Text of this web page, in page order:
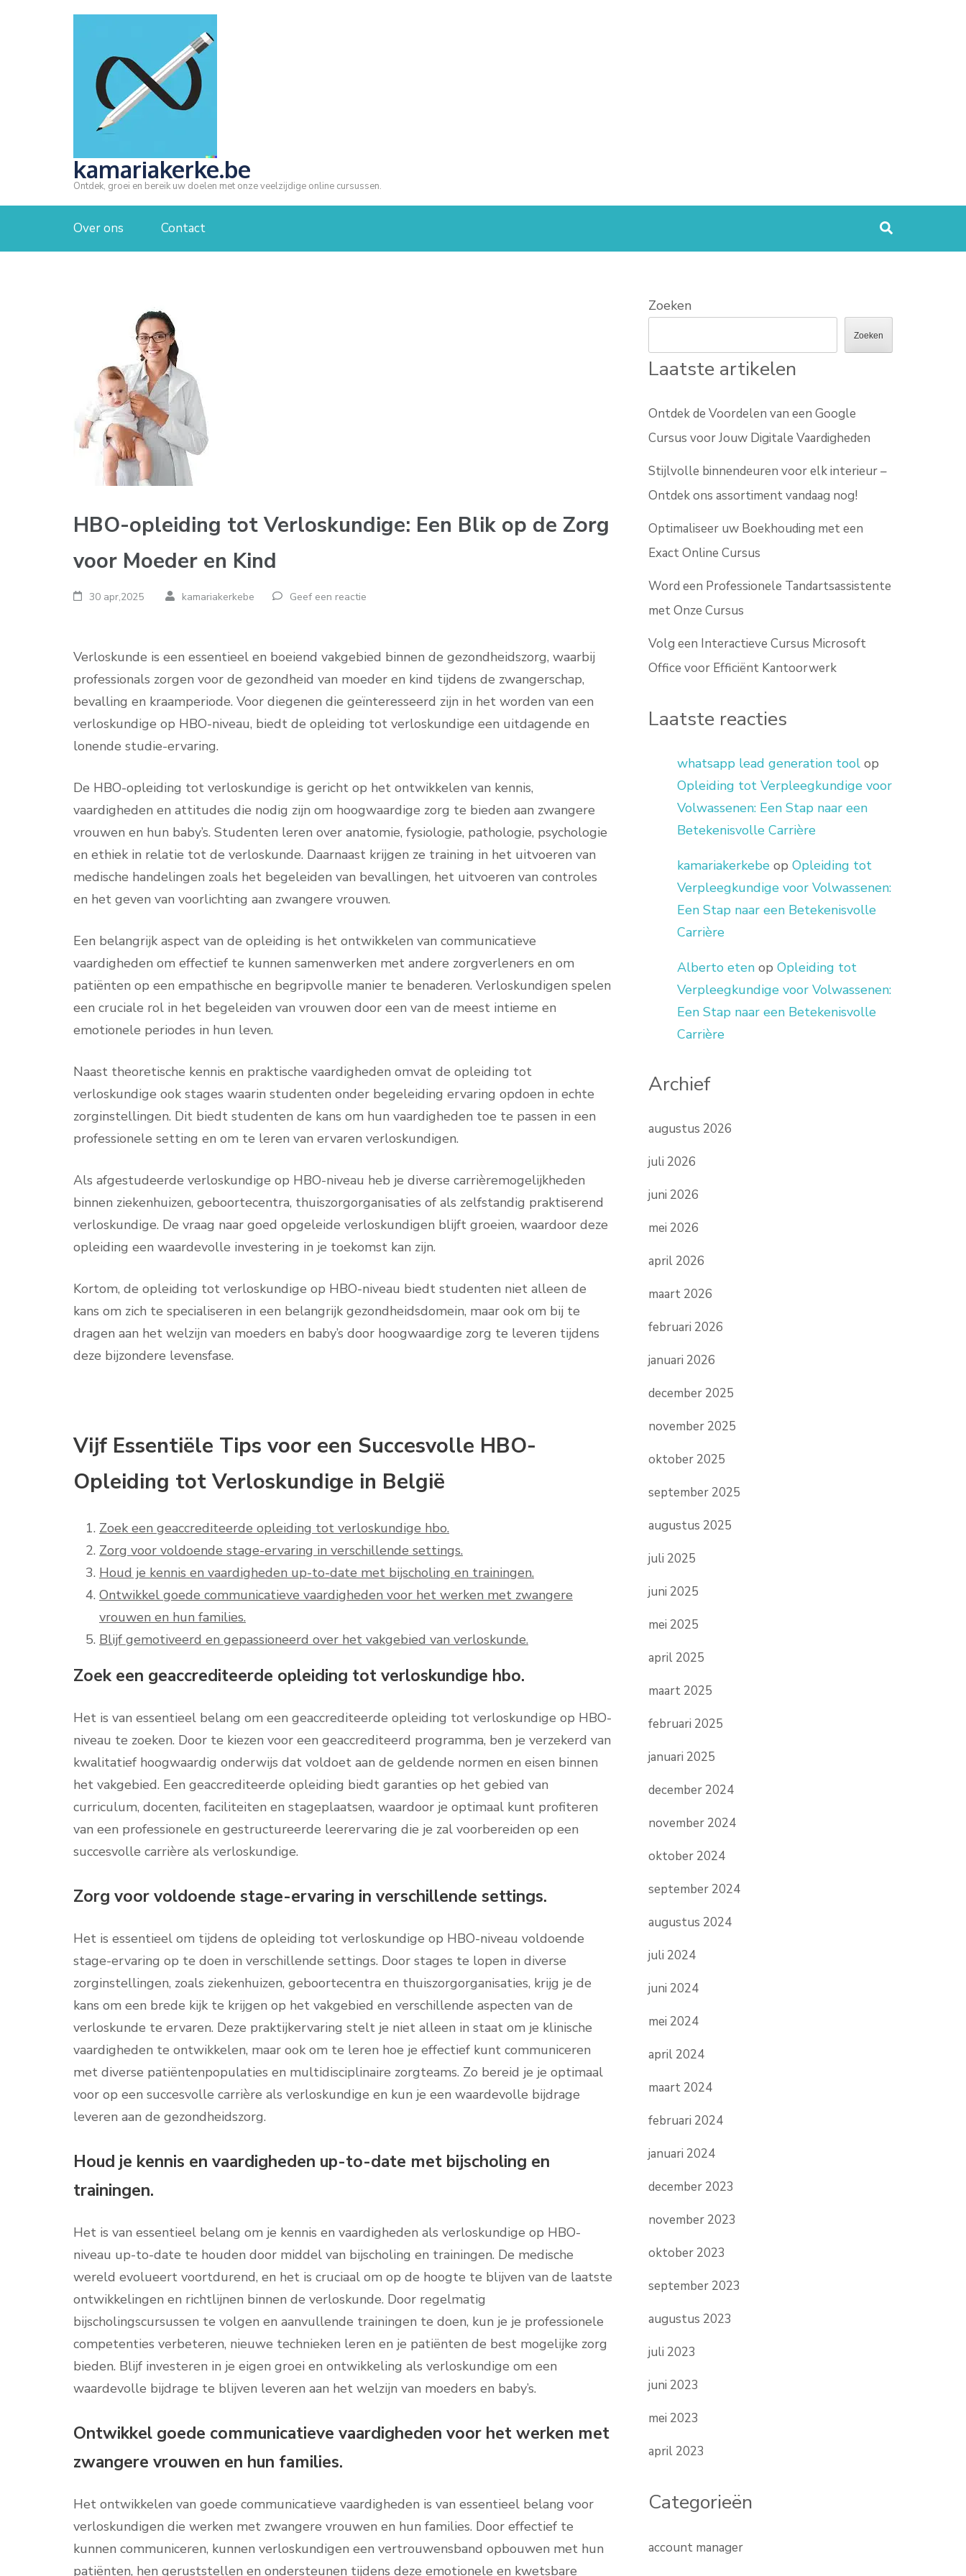
kamariakerke.be
Ontdek, groei en bereik uw doelen met onze veelzijdige online cursussen.
Over ons Contact
HBO-opleiding tot Verloskundige: Een Blik op de Zorg
voor Moeder en Kind
30 apr,2025 kamariakerkebe Geef een reactie
Verloskunde is een essentieel en boeiend vakgebied binnen de gezondheidszorg, waarbij
professionals zorgen voor de gezondheid van moeder en kind tijdens de zwangerschap,
bevalling en kraamperiode. Voor diegenen die geïnteresseerd zijn in het worden van een
verloskundige op HBO-niveau, biedt de opleiding tot verloskundige een uitdagende en
lonende studie-ervaring.
De HBO-opleiding tot verloskundige is gericht op het ontwikkelen van kennis,
vaardigheden en attitudes die nodig zijn om hoogwaardige zorg te bieden aan zwangere
vrouwen en hun baby’s. Studenten leren over anatomie, fysiologie, pathologie, psychologie
en ethiek in relatie tot de verloskunde. Daarnaast krijgen ze training in het uitvoeren van
medische handelingen zoals het begeleiden van bevallingen, het uitvoeren van controles
en het geven van voorlichting aan zwangere vrouwen.
Een belangrijk aspect van de opleiding is het ontwikkelen van communicatieve
vaardigheden om effectief te kunnen samenwerken met andere zorgverleners en om
patiënten op een empathische en begripvolle manier te benaderen. Verloskundigen spelen
een cruciale rol in het begeleiden van vrouwen door een van de meest intieme en
emotionele periodes in hun leven.
Naast theoretische kennis en praktische vaardigheden omvat de opleiding tot
verloskundige ook stages waarin studenten onder begeleiding ervaring opdoen in echte
zorginstellingen. Dit biedt studenten de kans om hun vaardigheden toe te passen in een
professionele setting en om te leren van ervaren verloskundigen.
Als afgestudeerde verloskundige op HBO-niveau heb je diverse carrièremogelijkheden
binnen ziekenhuizen, geboortecentra, thuiszorgorganisaties of als zelfstandig praktiserend
verloskundige. De vraag naar goed opgeleide verloskundigen blijft groeien, waardoor deze
opleiding een waardevolle investering in je toekomst kan zijn.
Kortom, de opleiding tot verloskundige op HBO-niveau biedt studenten niet alleen de
kans om zich te specialiseren in een belangrijk gezondheidsdomein, maar ook om bij te
dragen aan het welzijn van moeders en baby’s door hoogwaardige zorg te leveren tijdens
deze bijzondere levensfase.
Vijf Essentiële Tips voor een Succesvolle HBO-
Opleiding tot Verloskundige in België
Zoek een geaccrediteerde opleiding tot verloskundige hbo.
Zorg voor voldoende stage-ervaring in verschillende settings.
Houd je kennis en vaardigheden up-to-date met bijscholing en trainingen.
Ontwikkel goede communicatieve vaardigheden voor het werken met zwangere
vrouwen en hun families.
Blijf gemotiveerd en gepassioneerd over het vakgebied van verloskunde.
Zoek een geaccrediteerde opleiding tot verloskundige hbo.
Het is van essentieel belang om een geaccrediteerde opleiding tot verloskundige op HBO-
niveau te zoeken. Door te kiezen voor een geaccrediteerd programma, ben je verzekerd van
kwalitatief hoogwaardig onderwijs dat voldoet aan de geldende normen en eisen binnen
het vakgebied. Een geaccrediteerde opleiding biedt garanties op het gebied van
curriculum, docenten, faciliteiten en stageplaatsen, waardoor je optimaal kunt profiteren
van een professionele en gestructureerde leerervaring die je zal voorbereiden op een
succesvolle carrière als verloskundige.
Zorg voor voldoende stage-ervaring in verschillende settings.
Het is essentieel om tijdens de opleiding tot verloskundige op HBO-niveau voldoende
stage-ervaring op te doen in verschillende settings. Door stages te lopen in diverse
zorginstellingen, zoals ziekenhuizen, geboortecentra en thuiszorgorganisaties, krijg je de
kans om een brede kijk te krijgen op het vakgebied en verschillende aspecten van de
verloskunde te ervaren. Deze praktijkervaring stelt je niet alleen in staat om je klinische
vaardigheden te ontwikkelen, maar ook om te leren hoe je effectief kunt communiceren
met diverse patiëntenpopulaties en multidisciplinaire zorgteams. Zo bereid je je optimaal
voor op een succesvolle carrière als verloskundige en kun je een waardevolle bijdrage
leveren aan de gezondheidszorg.
Houd je kennis en vaardigheden up-to-date met bijscholing en
trainingen.
Het is van essentieel belang om je kennis en vaardigheden als verloskundige op HBO-
niveau up-to-date te houden door middel van bijscholing en trainingen. De medische
wereld evolueert voortdurend, en het is cruciaal om op de hoogte te blijven van de laatste
ontwikkelingen en richtlijnen binnen de verloskunde. Door regelmatig
bijscholingscursussen te volgen en aanvullende trainingen te doen, kun je je professionele
competenties verbeteren, nieuwe technieken leren en je patiënten de best mogelijke zorg
bieden. Blijf investeren in je eigen groei en ontwikkeling als verloskundige om een
waardevolle bijdrage te blijven leveren aan het welzijn van moeders en baby’s.
Ontwikkel goede communicatieve vaardigheden voor het werken met
zwangere vrouwen en hun families.
Het ontwikkelen van goede communicatieve vaardigheden is van essentieel belang voor
verloskundigen die werken met zwangere vrouwen en hun families. Door effectief te
kunnen communiceren, kunnen verloskundigen een vertrouwensband opbouwen met hun
patiënten, hen geruststellen en ondersteunen tijdens deze emotionele en kwetsbare
Zoeken
Zoeken
Laatste artikelen
Ontdek de Voordelen van een Google
Cursus voor Jouw Digitale Vaardigheden
Stijlvolle binnendeuren voor elk interieur –
Ontdek ons assortiment vandaag nog!
Optimaliseer uw Boekhouding met een
Exact Online Cursus
Word een Professionele Tandartsassistente
met Onze Cursus
Volg een Interactieve Cursus Microsoft
Office voor Efficiënt Kantoorwerk
Laatste reacties
whatsapp lead generation tool op
Opleiding tot Verpleegkundige voor
Volwassenen: Een Stap naar een
Betekenisvolle Carrière
kamariakerkebe opOpleiding tot
Verpleegkundige voor Volwassenen:
Een Stap naar een Betekenisvolle
Carrière
Alberto eten opOpleiding tot
Verpleegkundige voor Volwassenen:
Een Stap naar een Betekenisvolle
Carrière
Archief
augustus 2026
juli 2026
juni 2026
mei 2026
april 2026
maart 2026
februari 2026
januari 2026
december 2025
november 2025
oktober 2025
september 2025
augustus 2025
juli 2025
juni 2025
mei 2025
april 2025
maart 2025
februari 2025
januari 2025
december 2024
november 2024
oktober 2024
september 2024
augustus 2024
juli 2024
juni 2024
mei 2024
april 2024
maart 2024
februari 2024
januari 2024
december 2023
november 2023
oktober 2023
september 2023
augustus 2023
juli 2023
juni 2023
mei 2023
april 2023
Categorieën
account manager